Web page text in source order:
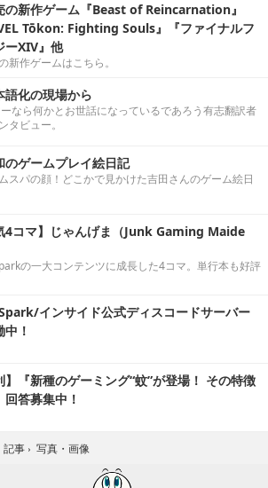
の新作ゲーム『Beast of Reincarnation』
Tōkon: Fighting Souls』『ファイナルフ
ーXIV』他
新作ゲームはこちら。
語化の現場から
なら何かとお世話になっているであろう有志翻訳者
タビュー。
のゲームプレイ絵日記
スパの顔！どこかで見かけた吉田さんのゲーム絵日
4コマ】じゃんげま（Junk Gaming Maide
の一大コンテンツに成長した4コマ。単行本も好評
インサイド公式ディスコードサーバー
！
】『新種のゲーミング“蚊”が登場！ その特徴
回答募集中！
記事 › 写真・画像